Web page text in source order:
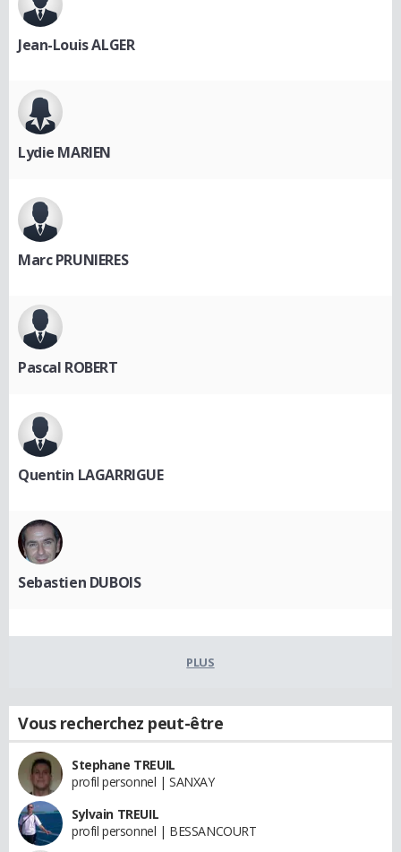
Jean-Louis ALGER
Lydie MARIEN
Marc PRUNIERES
Pascal ROBERT
Quentin LAGARRIGUE
Sebastien DUBOIS
PLUS
Vous recherchez peut-être
Stephane TREUIL
profil personnel | SANXAY
Sylvain TREUIL
profil personnel | BESSANCOURT